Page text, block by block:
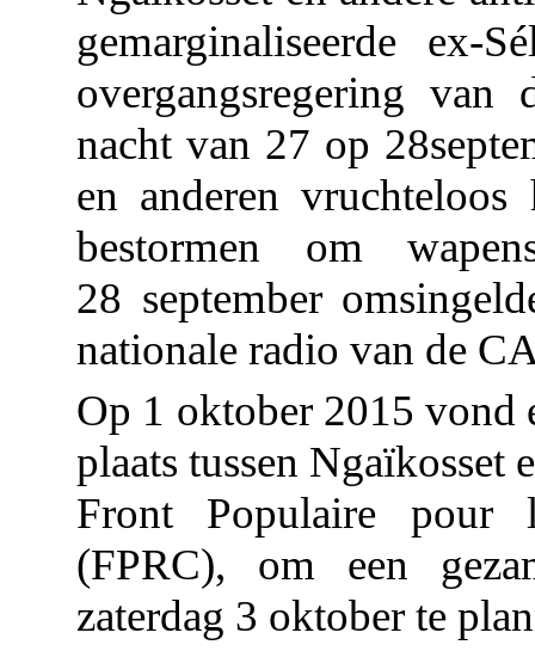
gemarginaliseerde ex-
overgangsregering
nacht van 27 op
en anderen vruchteloos
bestormen om
28 september
nationale radio van de
Op 1 oktober 2015
plaats tussen Ngaïkosset
Front Populaire pour
(FPRC), om een
zaterdag 3 oktober te